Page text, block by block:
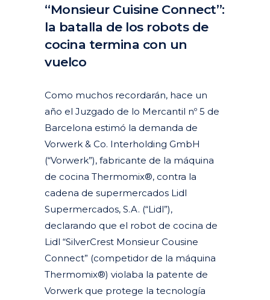
“Monsieur Cuisine Connect”:
la batalla de los robots de
cocina termina con un
vuelco
Como muchos recordarán, hace un
año el Juzgado de lo Mercantil nº 5 de
Barcelona estimó la demanda de
Vorwerk & Co. Interholding GmbH
(“Vorwerk”), fabricante de la máquina
de cocina Thermomix®, contra la
cadena de supermercados Lidl
Supermercados, S.A. (“Lidl”),
declarando que el robot de cocina de
Lidl “SilverCrest Monsieur Cousine
Connect” (competidor de la máquina
Thermomix®) violaba la patente de
Vorwerk que protege la tecnología